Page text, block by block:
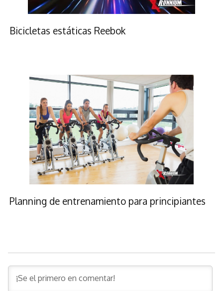
Bicicletas estáticas Reebok
Planning de entrenamiento para principiantes